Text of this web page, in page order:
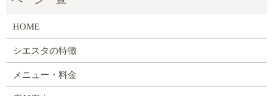
HOME
シエスタの特徴
メニュー・料金